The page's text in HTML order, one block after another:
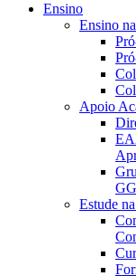
Ensino
Ensino
Apoio
Estude